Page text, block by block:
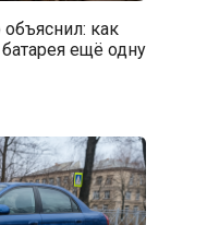
как
ещё одну